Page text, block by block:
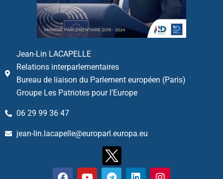
Jean-Lin LACAPELLE
Relations interparlementaires
Bureau de liaison du Parlement européen (Paris)
Groupe Les Patriotes pour l'Europe
06 29 99 36 47
jean-lin.lacapelle@europarl.europa.eu